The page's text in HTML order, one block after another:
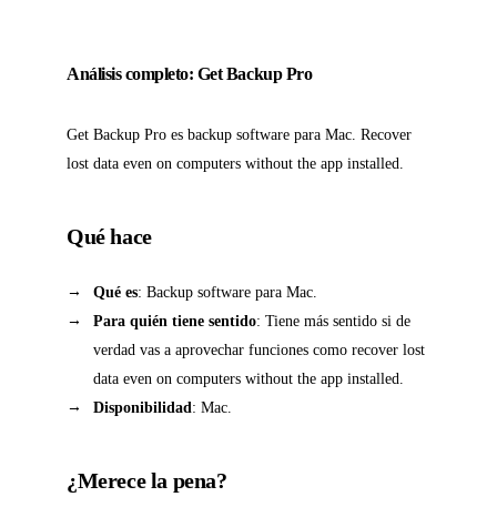
Análisis completo: Get Backup Pro
Get Backup Pro es backup software para Mac. Recover
lost data even on computers without the app installed.
Qué hace
Qué es: Backup software para Mac.
Para quién tiene sentido: Tiene más sentido si de
verdad vas a aprovechar funciones como recover lost
data even on computers without the app installed.
Disponibilidad: Mac.
¿Merece la pena?